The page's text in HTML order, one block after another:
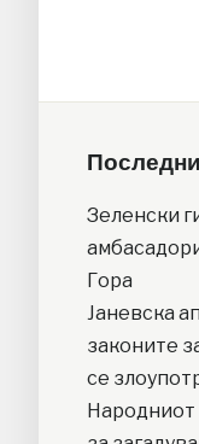
Зеленски
Гора
Јаневска
законите
се
Народниот